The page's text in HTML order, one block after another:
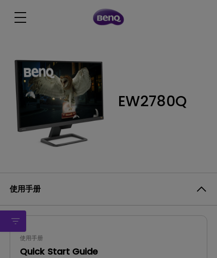
EW2780Q
使用手册
使用手册
Quick Start Guide